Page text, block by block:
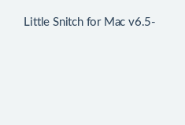
Little Snitch for Mac v6.5-